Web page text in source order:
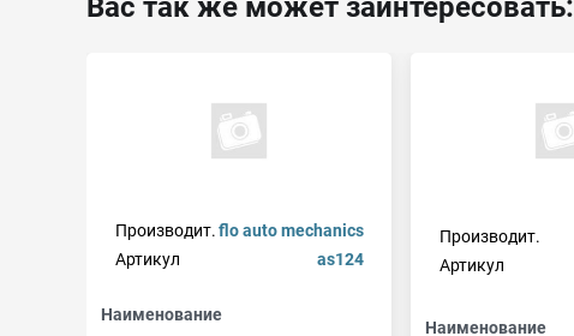
Вас так же может заинтересовать:
Производит.flo auto mechanics
Артикул
as124
Наименование
Производит.
Артикул
Наименование